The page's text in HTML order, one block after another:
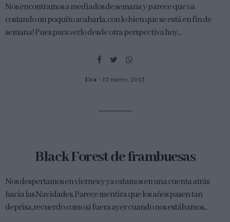
Nos encontramos a mediados de semana y parece que va
costando un poquito acabarla, con lo bien que se está en fin de
semana! Pues para verlo desde otra perspectiva hoy...
Eva 17 enero, 2013
Black Forest de frambuesas
Nos despertamos en viernes y ya estamos en una cuenta atrás
hacia las Navidades. Parece mentira que los años pasen tan
deprisa, recuerdo como si fuera ayer cuando nos estábamos...